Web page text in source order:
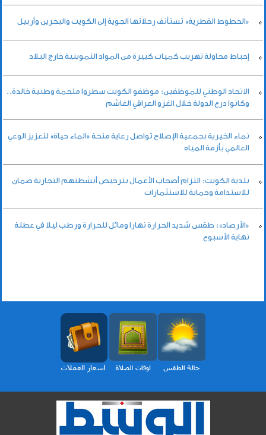
«الخطوط القطرية» تستأنف رحلاتها الجوية إلى الكويت والبحرين وأربيل
إحباط محاولة تهريب كميات كبيرة من المواد التموينية خارج البلاد
الاتحاد الوطني للموظفين: موظفو الكويت سطروا ملحمة وطنية خالدة..
وكانوا درع الدولة خلال الغزو العراقي الغاشم
نماء الخيرية بجمعية الإصلاح تواصل رعاية منحة «الماء حياة» لتعزيز الوعي
العالمي بأزمة المياه
بلدية الكويت: التزام أصحاب الأعمال بترخيص أنشطتهم التجارية ضمان
للاستدامة وحماية للاستثمارات
«الأرصاد»: طقس شديد الحرارة نهارا ومائل للحرارة ورطب ليلا في عطلة
نهاية الأسبوع